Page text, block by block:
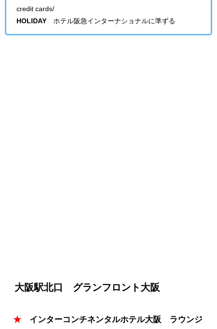
credit cards/
HOLIDAY ホテル阪急インターナショナルに準ずる
大阪駅北口 グランフロント大阪
★ インターコンチネンタルホテル大阪 ラウンジ